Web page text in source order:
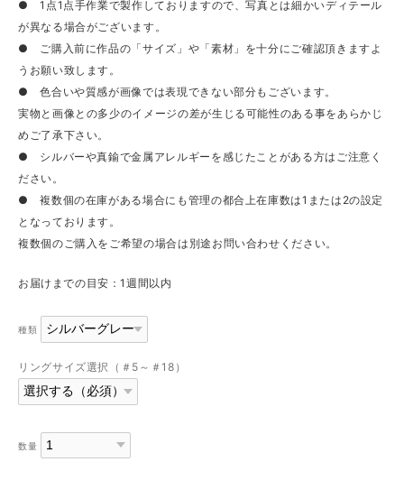
● 1点1点手作業で製作しておりますので、写真とは細かいディテール
が異なる場合がございます。
● ご購入前に作品の「サイズ」や「素材」を十分にご確認頂きますよ
うお願い致します。
● 色合いや質感が画像では表現できない部分もございます。
実物と画像との多少のイメージの差が生じる可能性のある事をあらかじ
めご了承下さい。
● シルバーや真鍮で金属アレルギーを感じたことがある方はご注意く
ださい。
● 複数個の在庫がある場合にも管理の都合上在庫数は1または2の設定
となっております。
複数個のご購入をご希望の場合は別途お問い合わせください。
お届けまでの目安：1週間以内
種類
リングサイズ選択（＃5～＃18）
数量